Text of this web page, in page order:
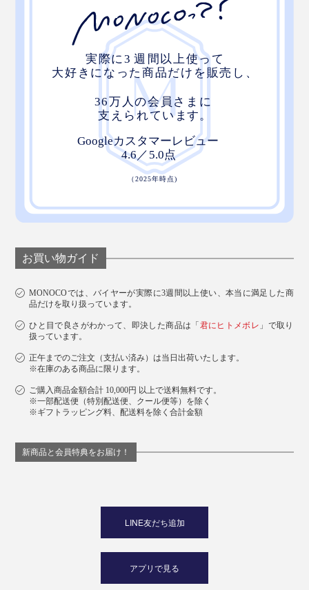
お買い物ガイド
MONOCOでは、バイヤーが実際に3週間以上使い、本当に満足した商
品だけを取り扱っています。
ひと目で良さがわかって、即決した商品は「 君にヒトメボレ 」で取り
扱っています。
正午までのご注文（支払い済み）は当日出荷いたします。
※在庫のある商品に限ります。
ご購入商品金額合計 10,000円 以上で送料無料です。
※一部配送便（特別配送便、クール便等）を除く
※ギフトラッピング料、配送料を除く合計金額
新商品と会員特典をお届け！
LINE友だち追加
アプリで見る